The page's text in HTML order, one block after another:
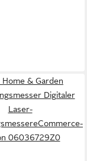
Home & Garden
Digitaler
Laser-
06036729Z0